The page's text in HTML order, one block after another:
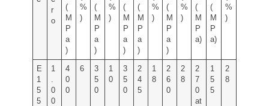
r
o
(
M
P
a
)
%
)
(
M
P
a
)
%
)
(
M
P
a
)
(
M
P
a
)
%
)
(
M
P
a
)
%
)
(
M
P
a)
(
M
P
a)
%
)
E
1
5
5
1
.
0
0
4
0
0
6
3
5
0
1
0
3
5
0
2
4
5
1
8
2
6
0
2
8
2
7
0
at
1
5
5
2
8